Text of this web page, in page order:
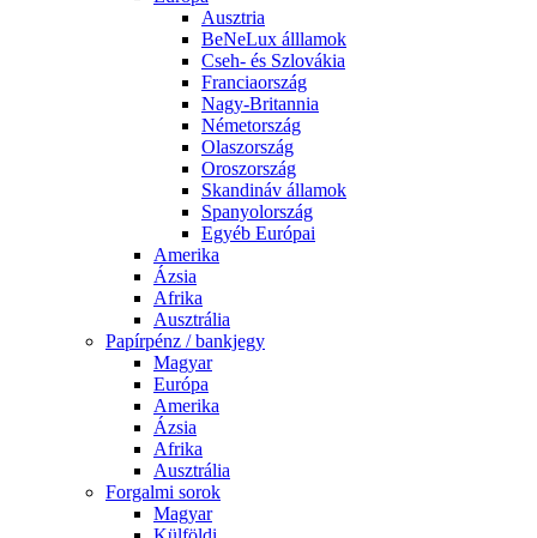
Ausztria
BeNeLux álllamok
Cseh- és Szlovákia
Franciaország
Nagy-Britannia
Németország
Olaszország
Oroszország
Skandináv államok
Spanyolország
Egyéb Európai
Amerika
Ázsia
Afrika
Ausztrália
Papírpénz / bankjegy
Magyar
Európa
Amerika
Ázsia
Afrika
Ausztrália
Forgalmi sorok
Magyar